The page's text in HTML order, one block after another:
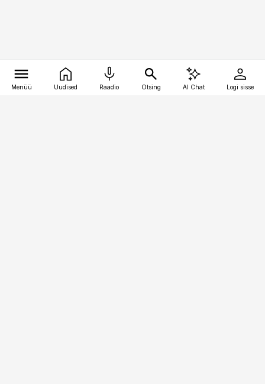
Menüü Uudised Raadio Otsing AI Chat Logi sisse